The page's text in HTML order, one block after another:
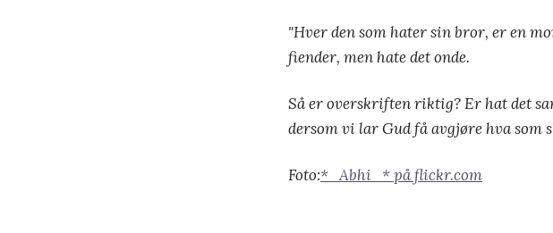
"Hver den som hater sin bror, er en
fiender, men hate det onde.
Så er overskriften riktig? Er hat det
dersom vi lar Gud få avgjøre hva som
Foto:*_Abhi_* på flickr.com